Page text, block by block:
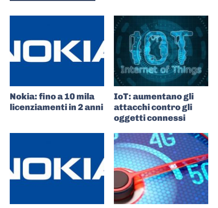
Nokia: fino a 10 mila
licenziamenti in 2 anni
IoT: aumentano gli
attacchi contro gli
oggetti connessi